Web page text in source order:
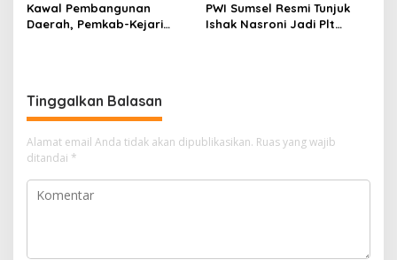
Kawal Pembangunan
Daerah, Pemkab-Kejari
PWI Sumsel Resmi Tunjuk
Ishak Nasroni Jadi Plt
Tinggalkan Balasan
Alamat email Anda tidak akan dipublikasikan. Ruas yang wajib
ditandai *